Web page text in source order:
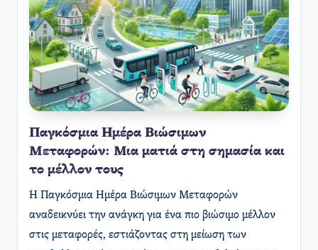
Παγκόσμια Ημέρα Βιώσιμων
Μεταφορών: Μια ματιά στη σημασία και
το μέλλον τους
Η Παγκόσμια Ημέρα Βιώσιμων Μεταφορών
αναδεικνύει την ανάγκη για ένα πιο βιώσιμο μέλλον
στις μεταφορές, εστιάζοντας στη μείωση των